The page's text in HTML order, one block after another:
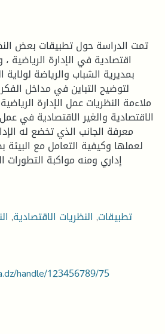
تمت الدراسة حول تطبيقات بعض
اقتصادية في الإدارة الرياضية
بمديرية الشباب والرياضة
لتوضيح التباين في مداخل
ملاءمة النظريات عمل الإدارة
الاقتصادية والغير الاقتصادية في
معرفة الجانب الذي تخضع له
لعملها وكيفية التعامل مع
إداري ومنه مواكبة التطورات
تطبيقات, النظريات الاقتصادية,
handle/123456789/75